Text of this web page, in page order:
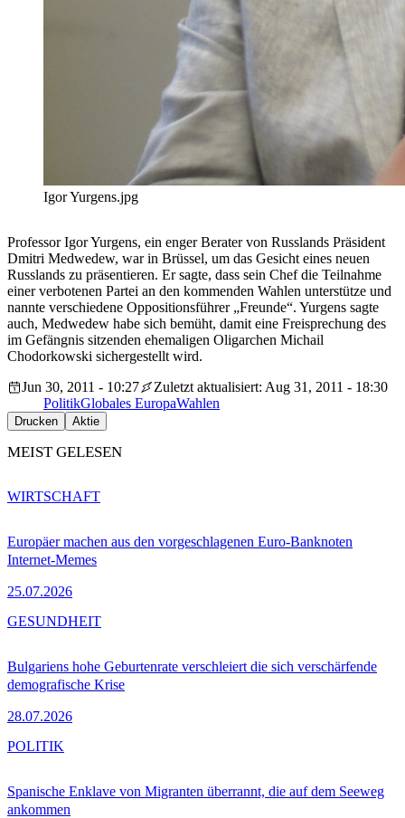
Igor Yurgens.jpg
Professor Igor Yurgens, ein enger Berater von Russlands Präsident
Dmitri Medwedew, war in Brüssel, um das Gesicht eines neuen
Russlands zu präsentieren. Er sagte, dass sein Chef die Teilnahme
einer verbotenen Partei an den kommenden Wahlen unterstütze und
nannte verschiedene Oppositionsführer „Freunde“. Yurgens sagte
auch, Medwedew habe sich bemüht, damit eine Freisprechung des
im Gefängnis sitzenden ehemaligen Oligarchen Michail
Chodorkowski sichergestellt wird.
Jun 30, 2011 - 10:27
Zuletzt aktualisiert: Aug 31, 2011 - 18:30
PolitikGlobales EuropaWahlen
Drucken Aktie
MEIST GELESEN
Europäer machen aus den vorgeschlagenen Euro-Banknoten
Internet-Memes
25.07.2026
WIRTSCHAFT
Bulgariens hohe Geburtenrate verschleiert die sich verschärfende
demografische Krise
28.07.2026
GESUNDHEIT
Spanische Enklave von Migranten überrannt, die auf dem Seeweg
ankommen
POLITIK